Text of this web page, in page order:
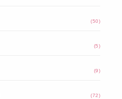
(50)
(5)
(9)
(72)